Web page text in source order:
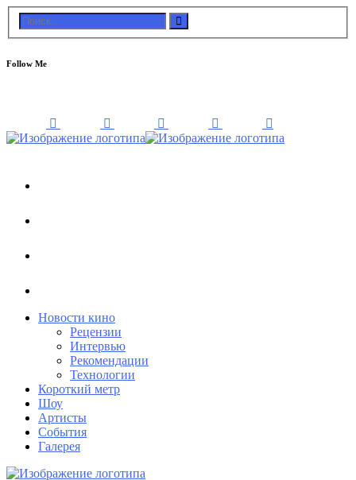
Follow Me
Новости кино
Рецензии
Интервью
Рекомендации
Технологии
Короткий метр
Шоу
Артисты
События
Галерея